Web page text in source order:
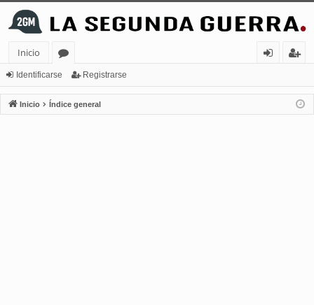
Inicio
or
os
nt
ifi
ist
ra
Identificarse Registrarse
Inicio Índice general